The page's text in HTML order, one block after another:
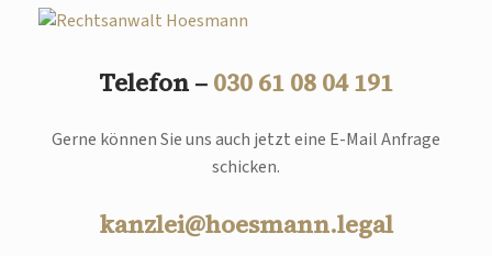
Telefon – 030 61 08 04 191
Gerne können Sie uns auch jetzt eine E-Mail Anfrage
schicken.
kanzlei@hoesmann.legal